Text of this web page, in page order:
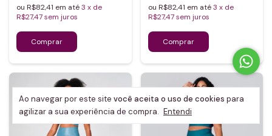
Ao navegar por este site você aceita o uso de cookies para
agilizar a sua experiência de compra. Entendi
ou R$82,41 em até3 x de
R$27,47sem juros
ou R$82,41 em até3 x de
R$27,47 sem juros